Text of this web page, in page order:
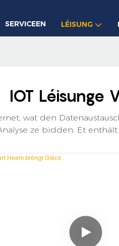
SERVICEEN LÉISUNG
IOT Léisunge
wat den
ze bidden. Et enthält